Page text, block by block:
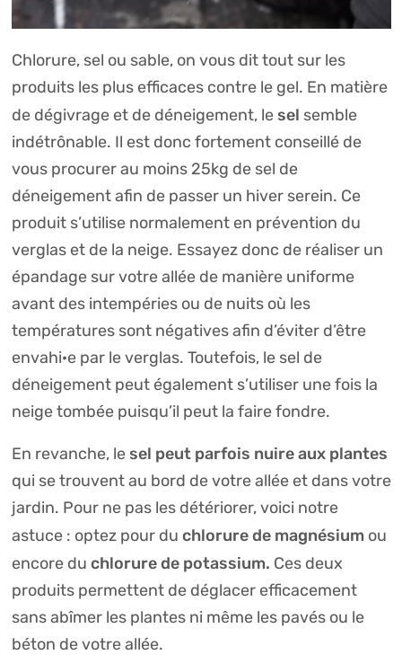
Chlorure, sel ou sable, on vous dit tout sur les
produits les plus efficaces contre le gel. En matière
de dégivrage et de déneigement, le sel semble
indétrônable. Il est donc fortement conseillé de
vous procurer au moins 25kg de sel de
déneigement afin de passer un hiver serein. Ce
produit s’utilise normalement en prévention du
verglas et de la neige. Essayez donc de réaliser un
épandage sur votre allée de manière uniforme
avant des intempéries ou de nuits où les
températures sont négatives afin d’éviter d’être
envahi·e par le verglas. Toutefois, le sel de
déneigement peut également s’utiliser une fois la
neige tombée puisqu’il peut la faire fondre.
En revanche, le sel peut parfois nuire aux plantes
qui se trouvent au bord de votre allée et dans votre
jardin. Pour ne pas les détériorer, voici notre
astuce : optez pour du chlorure de magnésiumou
encore du chlorure de potassium. Ces deux
produits permettent de déglacer efficacement
sans abîmer les plantes ni même les pavés ou le
béton de votre allée.